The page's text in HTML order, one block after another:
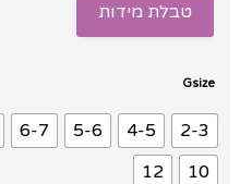
טבלת מידות
Gsize
2-3
4-5
5-6
6-7
10
12
כמות
שמלת
ברוקד